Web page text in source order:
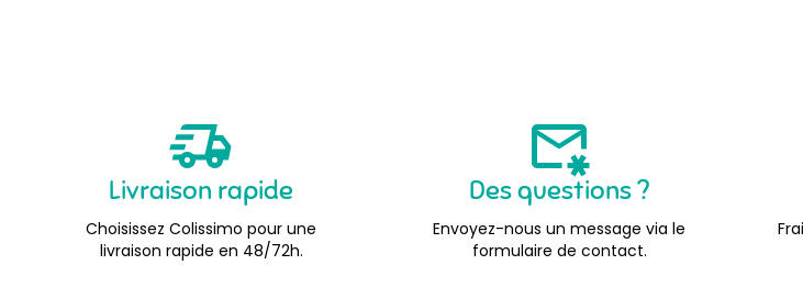
Livraison rapide
Choisissez Colissimo pour une
livraison rapide en 48/72h.
Des questions ?
Envoyez-nous un message via le
formulaire de contact.